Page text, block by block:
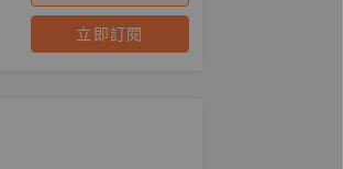
#客家委員會
立即訂閱